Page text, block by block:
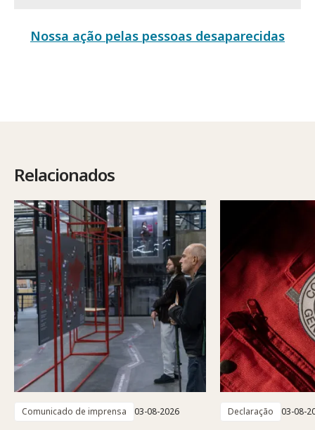
Nossa ação pelas pessoas desaparecidas
Relacionados
Comunicado de imprensa 03-08-2026 Declaração 03-08-